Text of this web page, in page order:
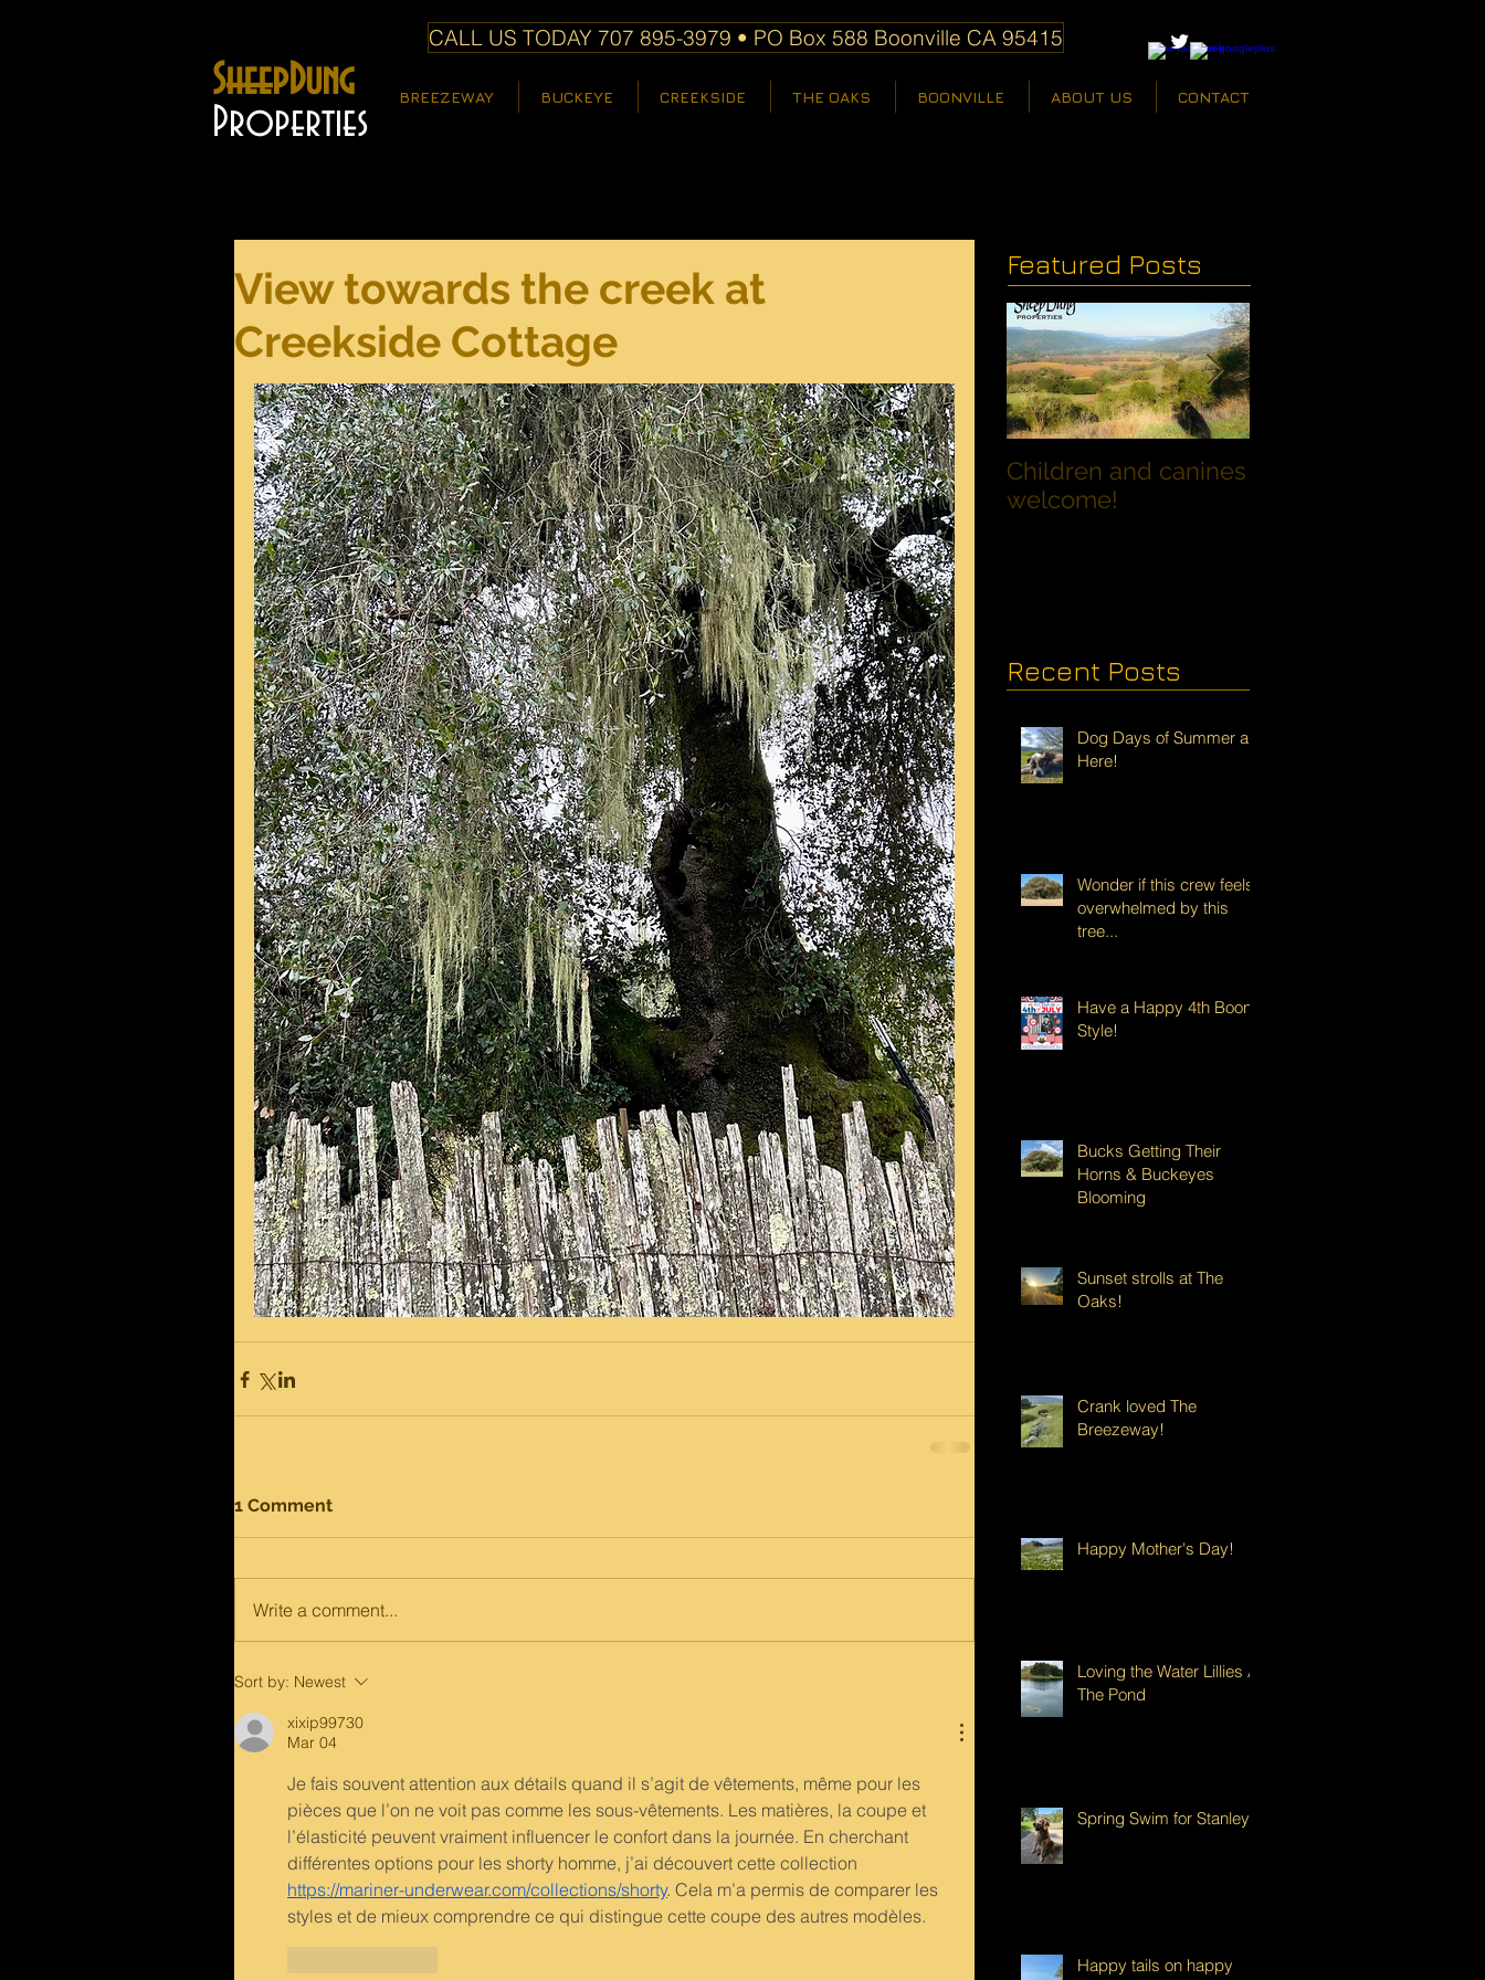
SheepDung
Properties
CALL US TODAY 707 895-3979 • PO Box 588 Boonville CA 95415
BREEZEWAY BUCKEYE CREEKSIDE THE OAKS BOONVILLE ABOUT US CONTACT
View towards the creek at
Creekside Cottage
1 Comment
Write a comment...
Sort by: Newest
xixip99730
Mar 04
Je fais souvent attention aux détails quand il s’agit de vêtements, même pour les
pièces que l’on ne voit pas comme les sous-vêtements. Les matières, la coupe et
l’élasticité peuvent vraiment influencer le confort dans la journée. En cherchant
différentes options pour les shorty homme, j’ai découvert cette collection
https://mariner-underwear.com/collections/shorty. Cela m’a permis de comparer les
styles et de mieux comprendre ce qui distingue cette coupe des autres modèles.
Featured Posts
Children and canines
welcome!
Recent Posts
Dog Days of Summer are
Here!
Wonder if this crew feels
overwhelmed by this
tree...
Have a Happy 4th Boont
Style!
Bucks Getting Their
Horns & Buckeyes
Blooming
Sunset strolls at The
Oaks!
Crank loved The
Breezeway!
Happy Mother's Day!
Loving the Water Lillies At
The Pond
Spring Swim for Stanley!
Happy tails on happy